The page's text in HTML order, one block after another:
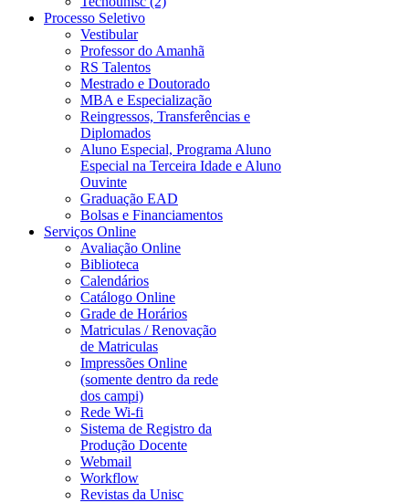
Processo Seletivo
Vestibular
Professor do Amanhã
RS Talentos
Mestrado e Doutorado
MBA e Especialização
Reingressos, Transferências e
Diplomados
Aluno Especial, Programa Aluno
Especial na Terceira Idade e Aluno
Ouvinte
Graduação EAD
Bolsas e Financiamentos
Serviços Online
Avaliação Online
Biblioteca
Calendários
Catálogo Online
Grade de Horários
Matriculas / Renovação
de Matriculas
Impressões Online
(somente dentro da rede
dos campi)
Rede Wi-fi
Sistema de Registro da
Produção Docente
Webmail
Workflow
Revistas da Unisc